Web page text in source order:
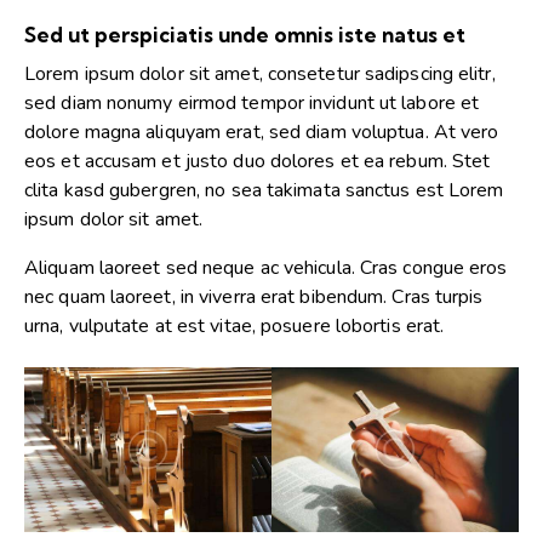
Sed ut perspiciatis unde omnis iste natus et
Lorem ipsum dolor sit amet, consetetur sadipscing elitr,
sed diam nonumy eirmod tempor invidunt ut labore et
dolore magna aliquyam erat, sed diam voluptua. At vero
eos et accusam et justo duo dolores et ea rebum. Stet
clita kasd gubergren, no sea takimata sanctus est Lorem
ipsum dolor sit amet.
Aliquam laoreet sed neque ac vehicula. Cras congue eros
nec quam laoreet, in viverra erat bibendum. Cras turpis
urna, vulputate at est vitae, posuere lobortis erat.